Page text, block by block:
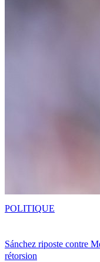
Sánchez riposte contre
rétorsion
POLITIQUE